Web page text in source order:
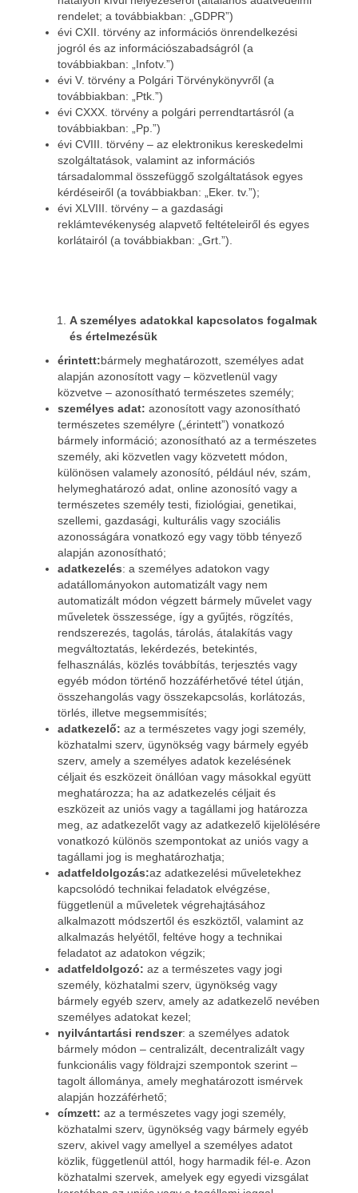
rendelet; a továbbiakban: „GDPR”)
évi CXII. törvény az információs önrendelkezési
jogról és az információszabadságról (a
továbbiakban: „Infotv.”)
évi V. törvény a Polgári Törvénykönyvről (a
továbbiakban: „Ptk.”)
évi CXXX. törvény a polgári perrendtartásról (a
továbbiakban: „Pp.”)
évi CVIII. törvény – az elektronikus kereskedelmi
szolgáltatások, valamint az információs
társadalommal összefüggő szolgáltatások egyes
kérdéseiről (a továbbiakban: „Eker. tv.”);
évi XLVIII. törvény – a gazdasági
reklámtevékenység alapvető feltételeiről és egyes
korlátairól (a továbbiakban: „Grt.”).
A személyes adatokkal kapcsolatos fogalmak
és értelmezésük
érintett:bármely meghatározott, személyes adat
alapján azonosított vagy – közvetlenül vagy
közvetve – azonosítható természetes személy;
személyes adat: azonosított vagy azonosítható
természetes személyre („érintett”) vonatkozó
bármely információ; azonosítható az a természetes
személy, aki közvetlen vagy közvetett módon,
különösen valamely azonosító, például név, szám,
helymeghatározó adat, online azonosító vagy a
természetes személy testi, fiziológiai, genetikai,
szellemi, gazdasági, kulturális vagy szociális
azonosságára vonatkozó egy vagy több tényező
alapján azonosítható;
adatkezelés: a személyes adatokon vagy
adatállományokon automatizált vagy nem
automatizált módon végzett bármely művelet vagy
műveletek összessége, így a gyűjtés, rögzítés,
rendszerezés, tagolás, tárolás, átalakítás vagy
megváltoztatás, lekérdezés, betekintés,
felhasználás, közlés továbbítás, terjesztés vagy
egyéb módon történő hozzáférhetővé tétel útján,
összehangolás vagy összekapcsolás, korlátozás,
törlés, illetve megsemmisítés;
adatkezelő: az a természetes vagy jogi személy,
közhatalmi szerv, ügynökség vagy bármely egyéb
szerv, amely a személyes adatok kezelésének
céljait és eszközeit önállóan vagy másokkal együtt
meghatározza; ha az adatkezelés céljait és
eszközeit az uniós vagy a tagállami jog határozza
meg, az adatkezelőt vagy az adatkezelő kijelölésére
vonatkozó különös szempontokat az uniós vagy a
tagállami jog is meghatározhatja;
adatfeldolgozás:az adatkezelési műveletekhez
kapcsolódó technikai feladatok elvégzése,
függetlenül a műveletek végrehajtásához
alkalmazott módszertől és eszköztől, valamint az
alkalmazás helyétől, feltéve hogy a technikai
feladatot az adatokon végzik;
adatfeldolgozó: az a természetes vagy jogi
személy, közhatalmi szerv, ügynökség vagy
bármely egyéb szerv, amely az adatkezelő nevében
személyes adatokat kezel;
nyilvántartási rendszer: a személyes adatok
bármely módon – centralizált, decentralizált vagy
funkcionális vagy földrajzi szempontok szerint –
tagolt állománya, amely meghatározott ismérvek
alapján hozzáférhető;
címzett: az a természetes vagy jogi személy,
közhatalmi szerv, ügynökség vagy bármely egyéb
szerv, akivel vagy amellyel a személyes adatot
közlik, függetlenül attól, hogy harmadik fél-e. Azon
közhatalmi szervek, amelyek egy egyedi vizsgálat